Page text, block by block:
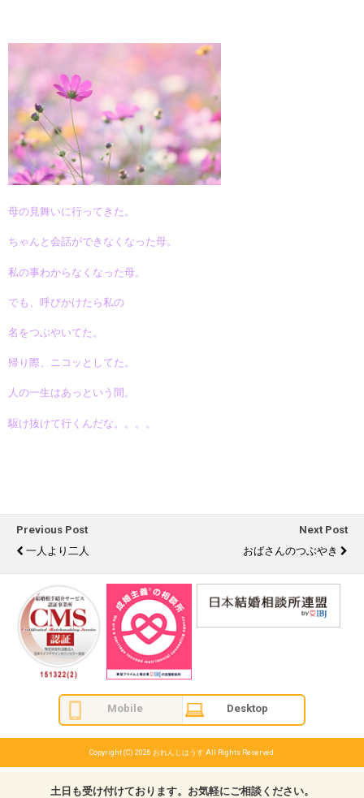
母の見舞いに行ってきた。
ちゃんと会話ができなくなった母。
私の事わからなくなった母。
でも、呼びかけたら私の
名をつぶやいてた。
帰り際、ニコッとしてた。
人の一生はあっという間。
駆け抜けて行くんだな。。。。
Previous Post
一人より二人
Next Post
おばさんのつぶやき
Mobile Desktop
土日も受け付けております。お気軽にご相談ください。
Copyright (C) 2026 おれんじはうすAll Rights Reserved.